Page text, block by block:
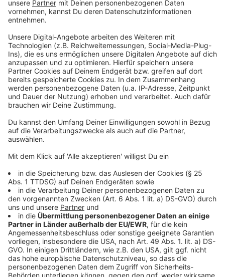
dafür muss sie ein Teil der Cybercrime-Einheit des
Bundekriminalamts werden.
Anzeige
© Copyright: Paramount+
Anna wird verhaftet und soll zukünftig dem
Bundeskriminalamt helfen.
Anzeige
Copyright: Paramount+
Anna bekommt Hilfe von ihrem Patenonkel. Doch für
diese Hilfe muss sie ihre Schwester verraten.
Anzeige